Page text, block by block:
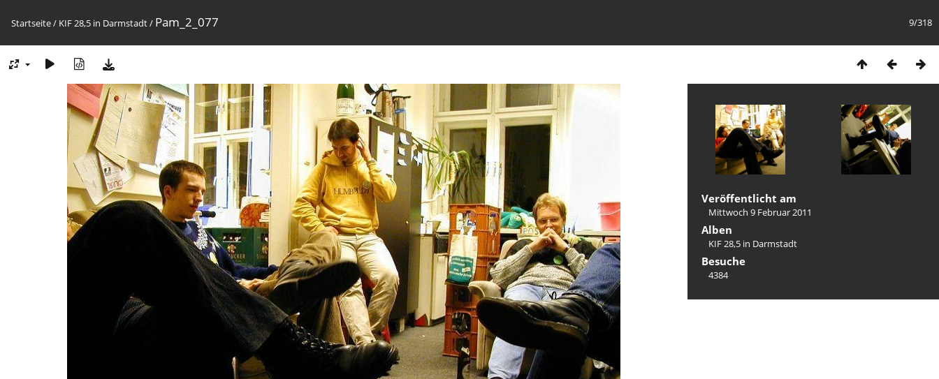
9/318
Startseite/ KIF 28,5 in Darmstadt/ Pam_2_077
Veröffentlicht am
Mittwoch 9 Februar 2011
Alben
KIF 28,5 in Darmstadt
Besuche
4384